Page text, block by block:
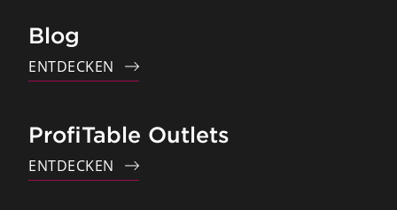
Blog
ENTDECKEN
ProfiTable Outlets
ENTDECKEN